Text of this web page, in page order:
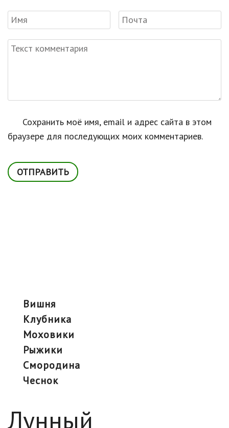
Сохранить моё имя, email и адрес сайта в этом
браузере для последующих моих комментариев.
вишня
клубника
моховики
рыжики
смородина
чеснок
Лунный